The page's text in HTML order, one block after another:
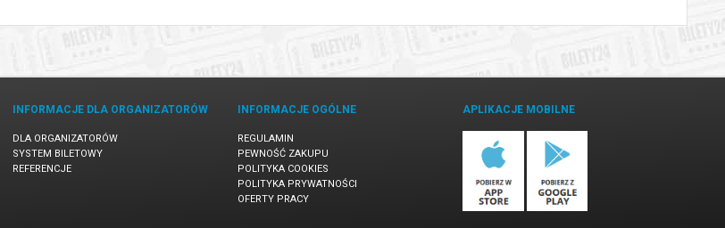
INFORMACJE DLA ORGANIZATORÓW
DLA ORGANIZATORÓW
SYSTEM BILETOWY
REFERENCJE
INFORMACJE OGÓLNE
REGULAMIN
PEWNOŚĆ ZAKUPU
POLITYKA COOKIES
POLITYKA PRYWATNOŚCI
OFERTY PRACY
APLIKACJE MOBILNE